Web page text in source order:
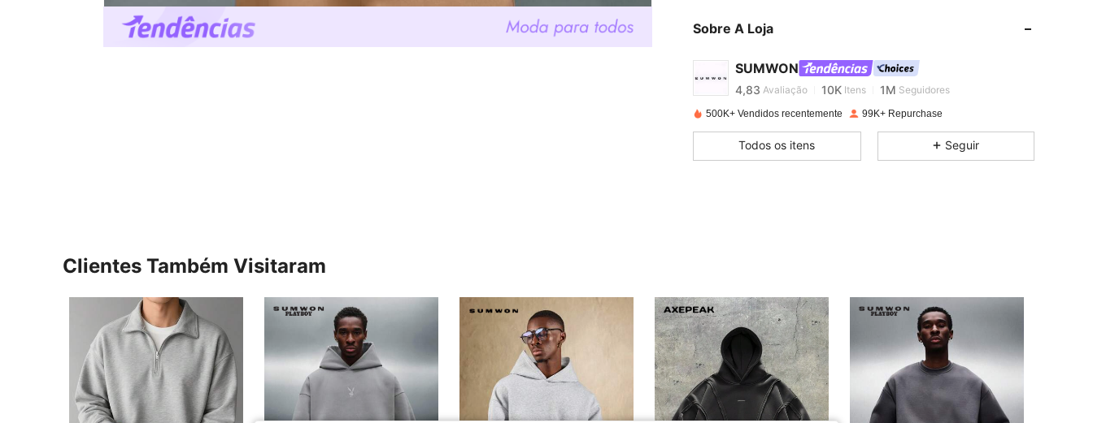
Sobre A Loja
SUMWON
4,83 Avaliação 10K Itens 1M Seguidores
4,83
4,83 10K
4,83 10K 1M
500K+ Vendidos recentemente 99K+ Repurchase
Todos os itens Seguir
Clientes Também Visitaram